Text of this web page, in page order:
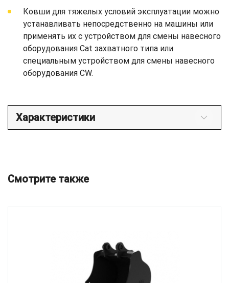
Ковши для тяжелых условий эксплуатации можно
устанавливать непосредственно на машины или
применять их с устройством для смены навесного
оборудования Cat захватного типа или
специальным устройством для смены навесного
оборудования CW.
Характеристики
Смотрите также